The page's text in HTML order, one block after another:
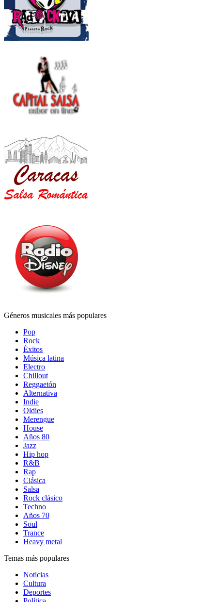
Géneros musicales más populares
Pop
Rock
Éxitos
Música latina
Electro
Chillout
Reggaetón
Alternativa
Indie
Oldies
Merengue
House
Años 80
Jazz
Hip hop
R&B
Rap
Clásica
Salsa
Rock clásico
Techno
Años 70
Soul
Trance
Heavy metal
Temas más populares
Noticias
Cultura
Deportes